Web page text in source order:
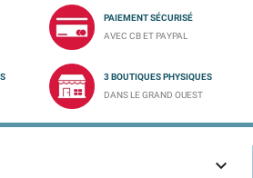
PAIEMENT SÉCURISÉ
AVEC CB ET PAYPAL
3 BOUTIQUES PHYSIQUES
DANS LE GRAND OUEST
